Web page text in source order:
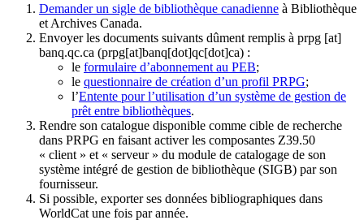
Demander un sigle de bibliothèque canadienne à Bibliothèque
et Archives Canada.
Envoyer les documents suivants dûment remplis à prpg [at]
banq.qc.ca (prpg[at]banq[dot]qc[dot]ca) :
le formulaire d’abonnement au PEB;
le questionnaire de création d’un profil PRPG;
l’Entente pour l’utilisation d’un système de gestion de
prêt entre bibliothèques.
Rendre son catalogue disponible comme cible de recherche
dans PRPG en faisant activer les composantes Z39.50
« client » et « serveur » du module de catalogage de son
système intégré de gestion de bibliothèque (SIGB) par son
fournisseur.
Si possible, exporter ses données bibliographiques dans
WorldCat une fois par année.